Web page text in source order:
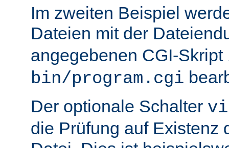
Im zweiten Beispiel
Dateien mit der
angegebenen CGI-Skript
bin/program.cgi
Der optionale Schalter
die Prüfung auf Existenz